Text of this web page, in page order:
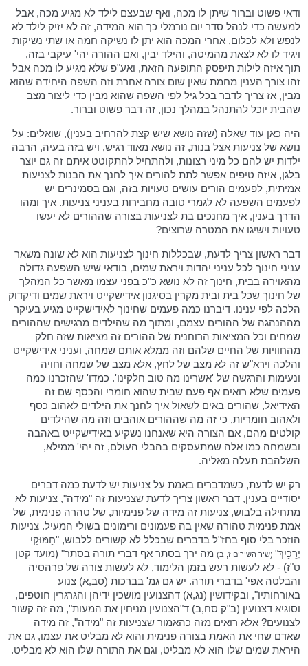
ודאי פשוט וברור שיתן לו מכה, ואף שבעצם לילד לא מגיע מכה, אבל
למעשה כדי לנהל סדר יום נורמלי כך הוא המידה, זה לא יזיק לילד לא
לנפש ולא לכלום, אחרי המכה הוא יתן לו נשיקה חמה או שתי נשיקות
ויגיד לו לא לצאת מהמיטה, והילד יבין, ואם ההורה יהי' עיקבי בזה,
תוך איזה לילות תיפסק התופעה הזאת, ואע"פ שלא מגיע לו מכה אבל
זהו צורך הענין מחמת שאין שום צורה אחרת וזה השפה היחידה שהוא
מבין, אז צריך לדבר בכל גיל לפי השפה שהוא מבין כדי ליצור מצב
שהבית יוכל להתנהל במהלך נכון, זה דבר פשוט וברור.
היה כאן עוד שאלה (שזה נושא שיש קצת להרחיב בענין), שואלים: על
נושא של צניעות אצל בנות, זה נושא מאוד רגיש, ויש בזה בעיה, הרבה
ילדות יש להם כל מיני רצונות, ולהתחיל להתקוטט איתם זה גם יוצר
בלגן, איזה טיפים אפשר לתת להורים איך לחנך את הבנות לצניעות
אמיתית, לפעמים הורים עושים טעויות בזה, וגם בסמינרים יש
לפעמים השפעה לא לגמרי טובה מחבירות בעניני צניעות. איך ומהו
הדרך בענין, איך מחנכים בת לצניעות בצורה שההורים לא יעשו
טעויות וישיגו את המטרה שרוצים?
דבר ראשון צריך לדעת, שבכללות חינוך לצניעות הוא לא שונה משאר
עניני חינוך לכל עניני יהדות ויראת שמים, בודאי שיש השפעה גדולה
מהאוירה בבית, חינוך זה לא נושא כ"כ בפני עצמו מאשר כל המהלך
של חינוך שכל בית ובית מקרין בסיגנון אידישקייט ויראת שמים ודיקדוק
הלכה לפי ענינו. דיברנו כמה פעמים שחינוך לאידישקייט מגיע בעיקר
מההנהגה של ההורים עצמם, ומתוך מה שהילדים מרגישים שההורים
שמחים וכל המציאות הרוחנית של ההורים זה מציאות שזה חלק
מהחוויות של החיים שלהם וזה ממלא אותם שמחה, ועניני אידישקייט
והלכה וירא"ש זה לא מצב של לחץ, אלא מצב של שמחה וחויה
ונעימות והרגשה של 'אשרינו מה טוב חלקינו'. כמדו' שהזכרנו כמה
פעמים שלא רואים אף פעם שבית שהוא חומרי והכסף שם זה
האידיאל, שהורים באים לשאול איך לחנך את הילדים לאהוב כסף
ולאהוב חומריות, כי זה מה שההורים אוהבים וזה מה שהילדים
קולטים מהם, אם הצורה היא שאנחנו נשקיע באידישקייט באהבה
ובשמחה כמו אלה שמתעסקים בהבלי העולם, זה יהי' ממילא,
השלהבת תעלה מאליה.
רק יש לדעת, כשמדברים באמת על צניעות יש לדעת כמה דברים
יסודיים בענין, דבר ראשון צריך לדעת שצניעות זה "מידה", צניעות לא
מתחילה בלבוש, צניעות זה מידה של פנימיות, של טהרה פנימית, של
אמת פנימית טהורה שאין בה פעמונים ורימונים בשולי המעיל. צניעות
הוזכר בלי סוף בחז"ל בדברים שבכלל לא קשורים ללבוש, "חַמּוּקֵי
יְרֵכַיִךְ" (שיר השירים ז, ב) מה ירך בסתר אף דברי תורה בסתר" (מועד קטן
ט"ז) - לא לעשות רעש בזמן הלימוד, לא לעשות צורה של פרהסיה
והבלטה אפי' בדברי תורה. יש גם גמ' בברכות (סב,א) צנוע
באורחותיו", ובקידושין (נג,א) דהצנועין מושכין ידיהן והגרגרין חוטפים,
וסוגיא דצנועין (ב"ק סח,ב) ד"הצנועין מניחין את המעות", מה זה קשור
לצנועים? אלא רואים מזה כהאמור שצניעות זה "מידה", זה מידה
שאדם שחי את האמת בצורה פנימית והוא לא מבליט את עצמו, גם את
היראת שמים שלו הוא לא מבליט, וגם את התורה שלו הוא לא מבליט.